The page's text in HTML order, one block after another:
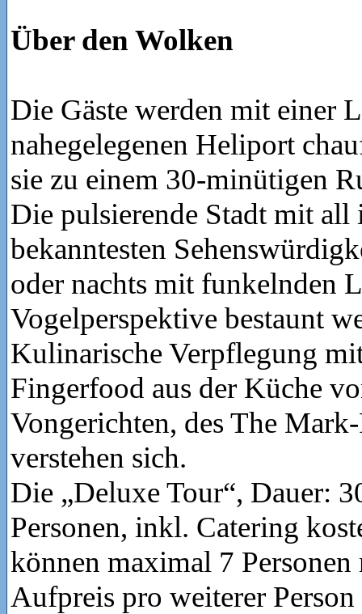
Über den Wolken
Die Gäste werden mit einer
nahegelegenen Heliport
sie zu einem 30-minütigen
Die pulsierende Stadt mit all
bekanntesten
oder nachts mit funkelnden
Vogelperspektive bestaunt
Kulinarische Verpflegung
Fingerfood aus der Küche
Vongerichten, des The
verstehen sich.
Die „Deluxe Tour“, Dauer:
Personen, inkl. Catering
können maximal 7
Aufpreis pro weiterer